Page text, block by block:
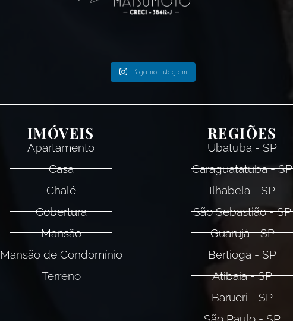
Siga no Instagram
IMÓVEIS
Apartamento
Casa
Chalé
Cobertura
Mansão
Mansão de Condomínio
Terreno
REGIÕES
Ubatuba - SP
Caraguatatuba - SP
Ilhabela - SP
São Sebastião - SP
Guarujá - SP
Bertioga - SP
Atibaia - SP
Barueri - SP